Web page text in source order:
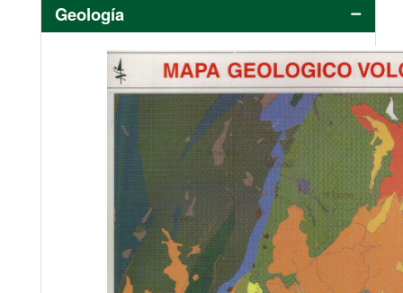
Geología